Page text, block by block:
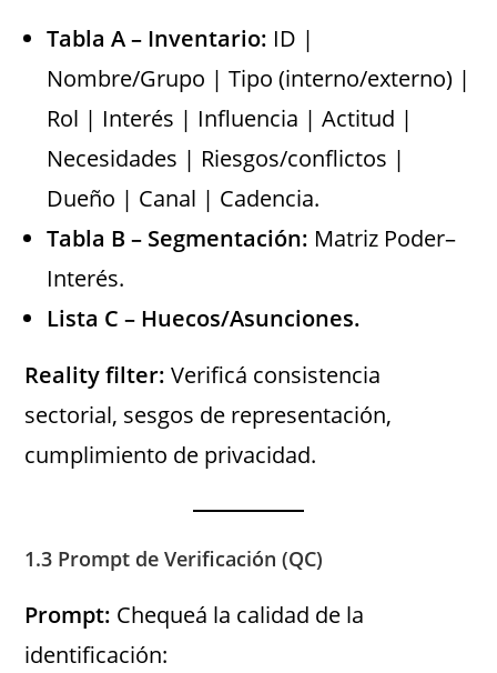
Tabla A – Inventario: ID |
Nombre/Grupo | Tipo (interno/externo) |
Rol | Interés | Influencia | Actitud |
Necesidades | Riesgos/conflictos |
Dueño | Canal | Cadencia.
Tabla B – Segmentación: Matriz Poder–
Interés.
Lista C – Huecos/Asunciones.
Reality filter: Verificá consistencia
sectorial, sesgos de representación,
cumplimiento de privacidad.
1.3 Prompt de Verificación (QC)
Prompt: Chequeá la calidad de la
identificación: